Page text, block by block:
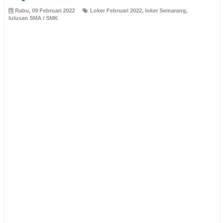
Rabu, 09 Februari 2022 Loker Februari 2022, loker Semarang,
lulusan SMA / SMK